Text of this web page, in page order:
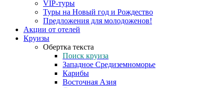
VIP-туры
Туры на Новый год и Рождество
Предложения для молодоженов!
Акции от отелей
Круизы
Обертка текста
Поиск круиза
Западное Средиземноморье
Карибы
Восточная Азия